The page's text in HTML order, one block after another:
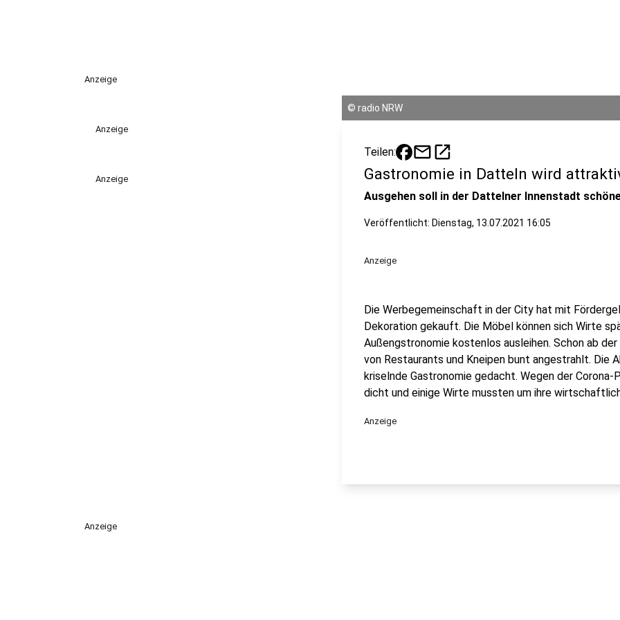
Anzeige
Anzeige
Anzeige
© radio NRW
Teilen: mailopen_in_new
Gastronomie in Datteln wird
Ausgehen soll in der Dattelner Innenstadt
Veröffentlicht: Dienstag, 13.07.2021 16:05
Anzeige
Die Werbegemeinschaft in der City hat mit
Dekoration gekauft. Die Möbel können sich Wirte
Außengstronomie kostenlos ausleihen. Schon ab
von Restaurants und Kneipen bunt angestrahlt. Die
kriselnde Gastronomie gedacht. Wegen der
dicht und einige Wirte mussten um ihre
Anzeige
Anzeige